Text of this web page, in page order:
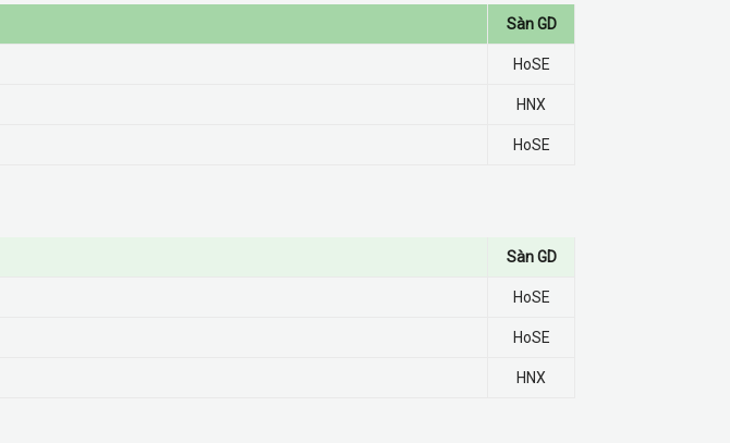
Sàn GD
HoSE
HNX
HoSE
Sàn GD
HoSE
HoSE
HNX